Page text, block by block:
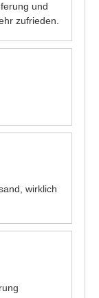
und
zufrieden.
wirklich